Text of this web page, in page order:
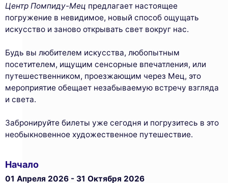
Центр Помпиду-Мец предлагает настоящее
погружение в невидимое, новый способ ощущать
искусство и заново открывать свет вокруг нас.
Будь вы любителем искусства, любопытным
посетителем, ищущим сенсорные впечатления, или
путешественником, проезжающим через Мец, это
мероприятие обещает незабываемую встречу взгляда
и света.
Забронируйте билеты уже сегодня и погрузитесь в это
необыкновенное художественное путешествие.
Начало
01 Апреля 2026 - 31 Октября 2026